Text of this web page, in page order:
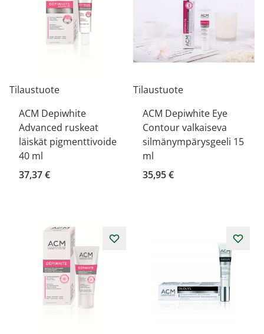
Tilaustuote
ACM Depiwhite
Advanced ruskeat
läiskät pigmenttivoide
40 ml
37,37 €
Tilaustuote
ACM Depiwhite Eye
Contour valkaiseva
silmänympärysgeeli 15
ml
35,95 €